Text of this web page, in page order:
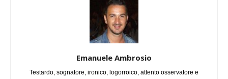
Emanuele Ambrosio
Testardo, sognatore, ironico, logorroico, attento osservatore e